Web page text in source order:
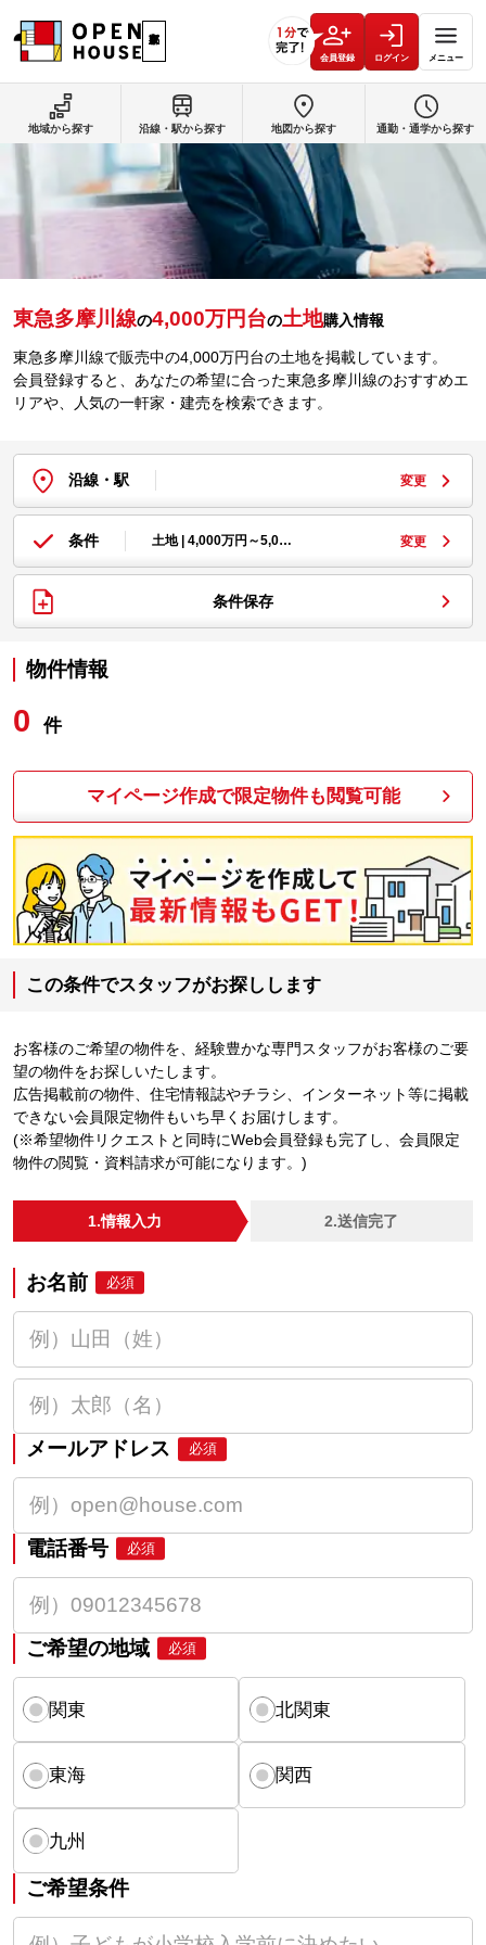
会員登録 ログイン メニュー
東急多摩川線の4,000万円台の土地購入情報
東急多摩川線で販売中の4,000万円台の土地を掲載しています。
会員登録すると、あなたの希望に合った東急多摩川線のおすすめエ
リアや、人気の一軒家・建売を検索できます。
沿線・駅 変更
条件 土地 | 4,000万円～5,0… 変更
条件保存
物件情報
0 件
マイページ作成で限定物件も閲覧可能
この条件でスタッフがお探しします
お客様のご希望の物件を、経験豊かな専門スタッフがお客様のご要
望の物件をお探しいたします。
広告掲載前の物件、住宅情報誌やチラシ、インターネット等に掲載
できない会員限定物件もいち早くお届けします。
(※希望物件リクエストと同時にWeb会員登録も完了し、会員限定
物件の閲覧・資料請求が可能になります。)
1.情報入力 2.送信完了
お名前 必須
メールアドレス 必須
電話番号 必須
ご希望の地域 必須
関東 北関東
東海 関西
九州
ご希望条件
地域から探す 沿線・駅から探す 地図から探す 通勤・通学から探す